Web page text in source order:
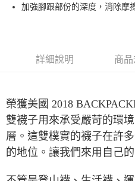
玉山商業銀行
付款後全家取貨
7-11取貨付款
每筆NT$60，滿NT$490(含以上)
付款後7-11取貨
每筆NT$60，滿NT$490(含以上)
宅配
加強腳跟部份的深度，消除摩
詳細說明 商
榮獲美國 2018
雙襪子用來承受嚴苛的環
層。這雙樸實的襪子在許
的地位。讓我們來用自己